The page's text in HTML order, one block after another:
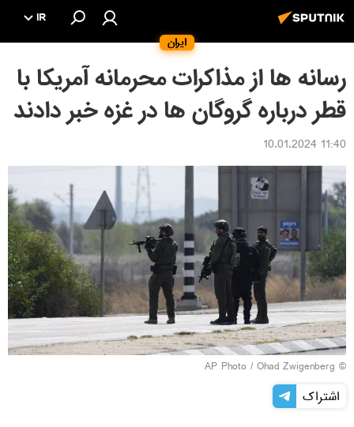
ایران
IR
رسانه ها از مذاکرات محرمانه آمریکا با
قطر درباره گروگان ها در غزه خبر دادند
11:40 10.01.2024
© AP Photo / Ohad Zwigenberg
اشتراک